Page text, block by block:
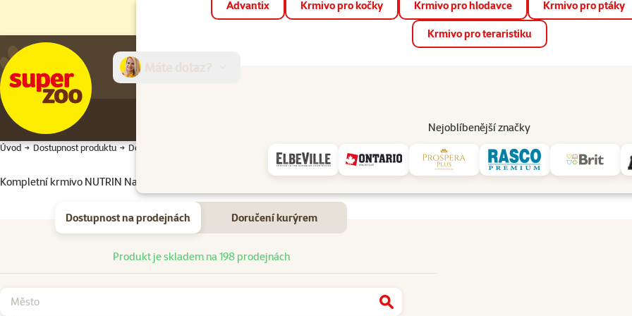
📱 Stáhněte si novou aplikaci Super zoo.Více informací
Advantix Krmivo pro kočky Krmivo pro hlodavce Krmivo pro ptáky
Krmivo pro teraristiku
Nejoblíbenější značky
Prodejny Služby
Úvod Dostupnost produktu Dostupnost produktu
Dostupnost a doručení
Kompletní krmivo NUTRIN Nature pro králíky 750g
Dostupnost na prodejnách Doručení kurýrem
Dostupnost na prodejnáchProdukt je skladem na 198 prodejnách
Najít